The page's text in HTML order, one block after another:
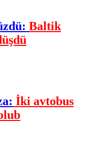
Baltik
İki avtobus